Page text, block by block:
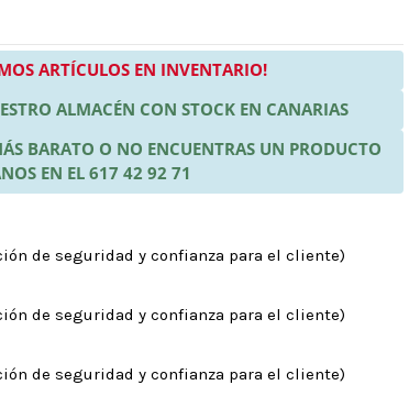
ARTÍCULOS EN INVENTARIO!
ALMACÉN CON STOCK EN CANARIAS
BARATO O NO ENCUENTRAS UN PRODUCTO
EN EL 617 42 92 71
de seguridad y confianza para el cliente)
de seguridad y confianza para el cliente)
de seguridad y confianza para el cliente)